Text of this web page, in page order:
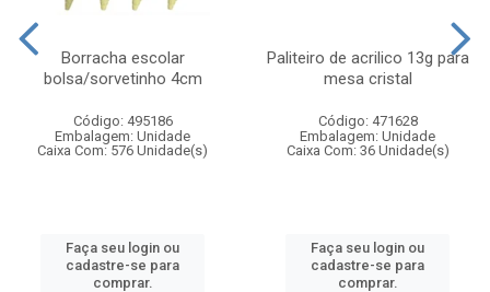
Borracha escolar
bolsa/sorvetinho 4cm
Código: 495186
Embalagem: Unidade
Caixa Com: 576 Unidade(s)
Faça seu login ou
cadastre-se para
comprar.
Paliteiro de acrilico 13g para
mesa cristal
Código: 471628
Embalagem: Unidade
Caixa Com: 36 Unidade(s)
Faça seu login ou
cadastre-se para
comprar.